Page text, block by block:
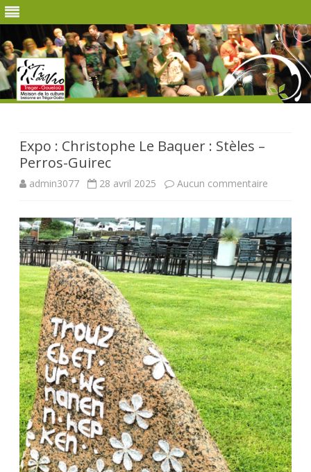
Expo : Christophe Le Baquer : Stèles –
Perros-Guirec
admin3077 28 avril 2025 Aucun commentaire
:
Le
Baquer
:
Stèles
–
Perros-
Guirec